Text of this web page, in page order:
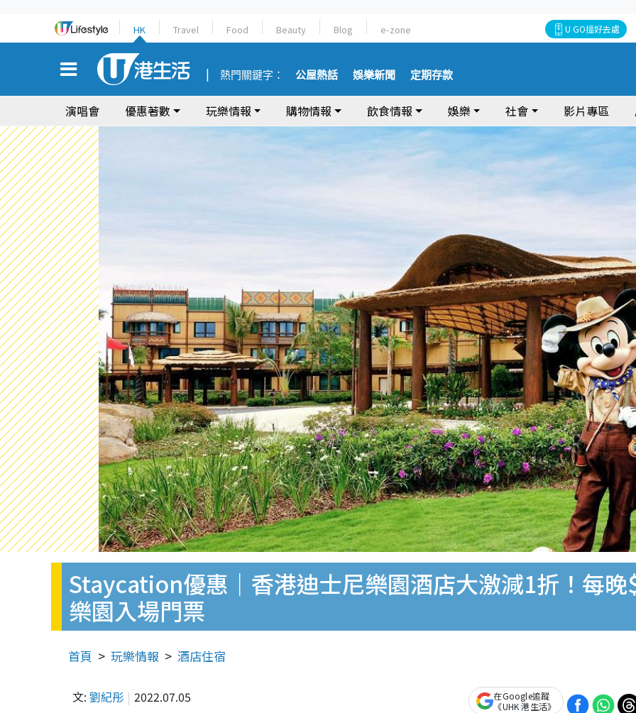
HK Travel Food Beauty Blog e-zone U GO搵好去處
熱門關鍵字： 公屋熱話 娛樂新聞 定期存款
演唱會 優惠著數 玩樂情報 購物情報 飲食情報 娛樂 社會 影片專區
Staycation優惠｜香港迪士尼樂園酒店大激減1折！每
樂園入場門票
首頁 玩樂情報 酒店住宿
文: 劉紀彤 2022.07.05
在Google追蹤
《UHK 港生活》